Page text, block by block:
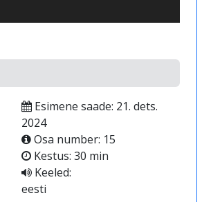
Esimene saade: 21. dets.
2024
Osa number: 15
Kestus: 30 min
Keeled:
eesti